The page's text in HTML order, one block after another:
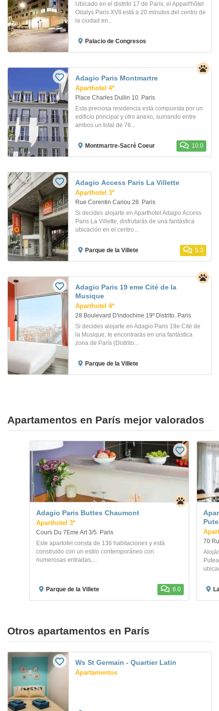
Ubicado en el distrito 17 de París, el Appart'hôtel
Odalys Paris XVII está a 20 minutos del centro de
la ciudad en...
Palacio de Congresos
Adagio Paris Montmartre
Aparthotel 4*
Place Charles Dullin 10. Paris
Esta preciosa residencia está compuesta por un
edificio principal y otro anexo, sumando entre
ambos un total de 76...
Montmartre-Sacré Coeur 10.0
Adagio Access Paris La Villette
Aparthotel 3*
Rue Corentin Cariou 28. Paris
Si decides alojarte en Aparthotel Adagio Access
Paris La Villette, disfrutarás de una fantástica
ubicación en el centro...
Parque de la Villete 5.3
Adagio Paris 19 eme Cité de la
Musique
Aparthotel 4*
28 Boulevard D'indochine 19º Distrito. Paris
Si decides alojarte en Adagio Paris 19e Cité de
la Musique, te encontrarás en una fantástica
zona de París (Distrito...
Parque de la Villete
Apartamentos en París mejor valorados
Adagio Paris Buttes Chaumont
Aparthotel 3*
Cours Du 7Eme Art 3/5. Paris
Este apartotel consta de 136 habitaciones y está
construido con un estilo contemporáneo con
numerosas entradas,...
Parque de la Villete 8.0
70
Otros apartamentos en París
Ws St Germain - Quartier Latin
Apartamentos